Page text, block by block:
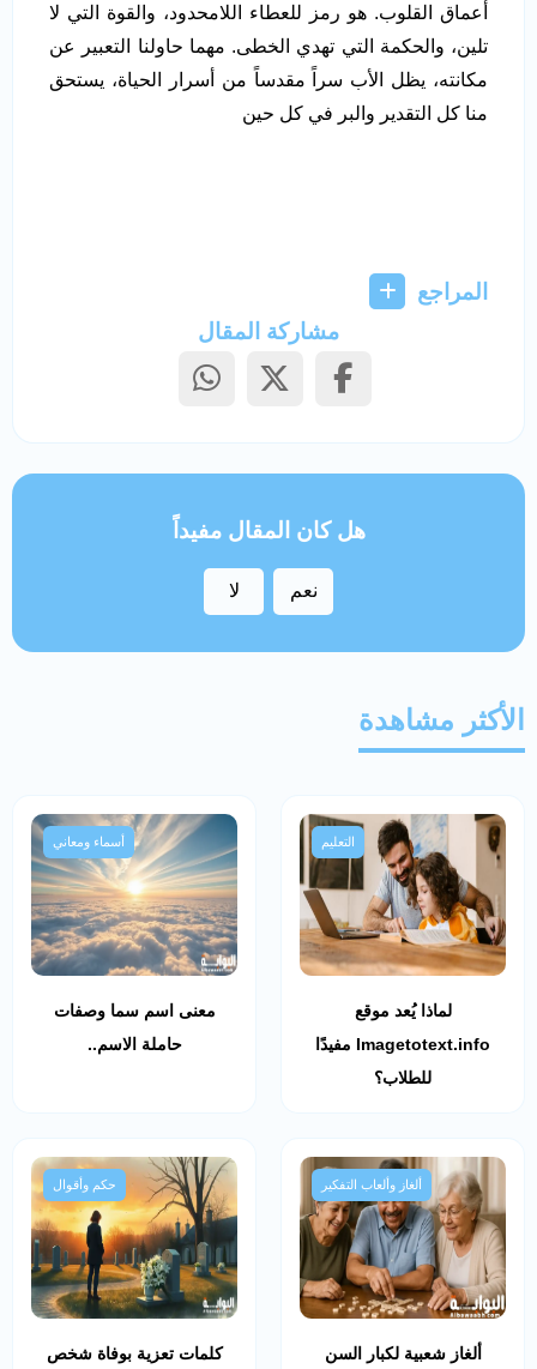
أعماق القلوب. هو رمز للعطاء اللامحدود، والقوة التي لا
تلين، والحكمة التي تهدي الخطى. مهما حاولنا التعبير عن
مكانته، يظل الأب سراً مقدساً من أسرار الحياة، يستحق
منا كل التقدير والبر في كل حين
المراجع
مشاركة المقال
هل كان المقال مفيداً
نعم لا
الأكثر مشاهدة
التعليم
لماذا يُعد موقع
Imagetotext.info مفيدًا
للطلاب؟
أسماء ومعاني
معنى اسم سما وصفات
حاملة الاسم..
ألغاز وألعاب التفكير
ألغاز شعبية لكبار السن
حكم وأقوال
كلمات تعزية بوفاة شخص